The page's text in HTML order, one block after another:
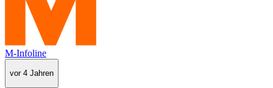
M-Infoline
vor 4 Jahren